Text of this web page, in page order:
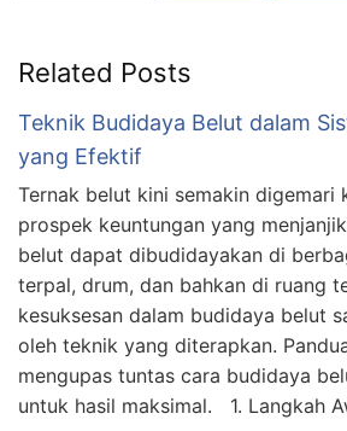
Related Posts
Teknik Budidaya Belut dalam
yang Efektif
Ternak belut kini semakin digemari
prospek keuntungan yang
belut dapat dibudidayakan di
terpal, drum, dan bahkan di ruang
kesuksesan dalam budidaya belut
oleh teknik yang diterapkan.
mengupas tuntas cara budidaya
untuk hasil maksimal. 1. Langkah